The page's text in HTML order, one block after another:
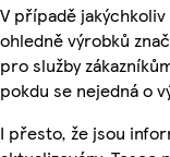
V případě
ohledně výrobků
pro služby
pokdu se nejedná o
I přesto, že jsou